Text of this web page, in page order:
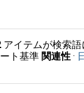
アイテムが検索
ト基準 関連性 ·